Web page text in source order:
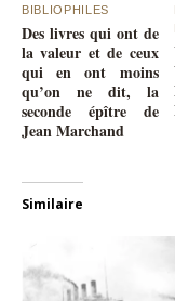
BIBLIOPHILES
Des livres qui ont de
la valeur et de ceux
qui en ont moins
qu’on ne dit, la
seconde épître de
Jean Marchand
Similaire